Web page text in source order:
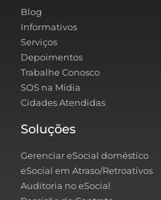
Blog
Informativos
Serviços
Depoimentos
Trabalhe Conosco
SOS na Mídia
Cidades Atendidas
Soluções
Gerenciar eSocial doméstico
eSocial em Atraso/Retroativos
Auditoria no eSocial